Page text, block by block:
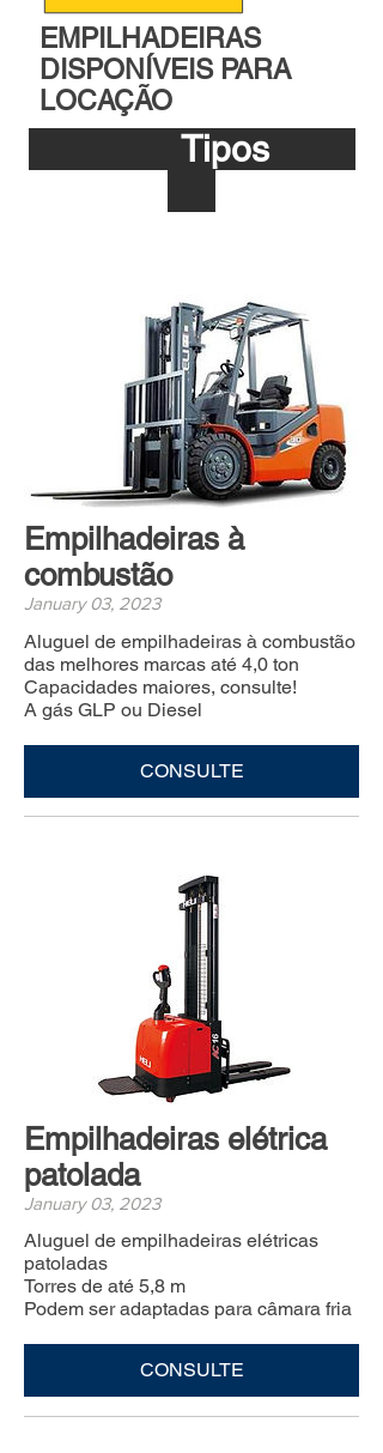
EMPILHADEIRAS
DISPONÍVEIS PARA
LOCAÇÃO
Tipos
Empilhadeiras à
combustão
January 03, 2023
Aluguel de empilhadeiras à combustão
das melhores marcas até 4,0 ton
Capacidades maiores, consulte!
A gás GLP ou Diesel
CONSULTE
Empilhadeiras elétrica
patolada
January 03, 2023
Aluguel de empilhadeiras elétricas
patoladas
Torres de até 5,8 m
Podem ser adaptadas para câmara fria
CONSULTE